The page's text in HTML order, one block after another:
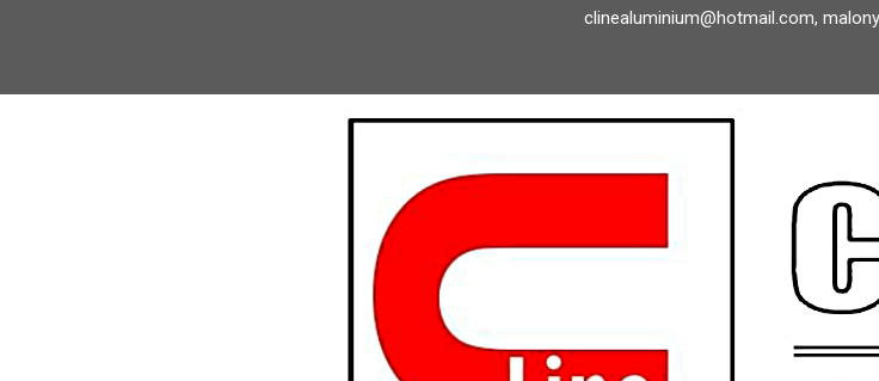
clinealuminium@hotmail.com,